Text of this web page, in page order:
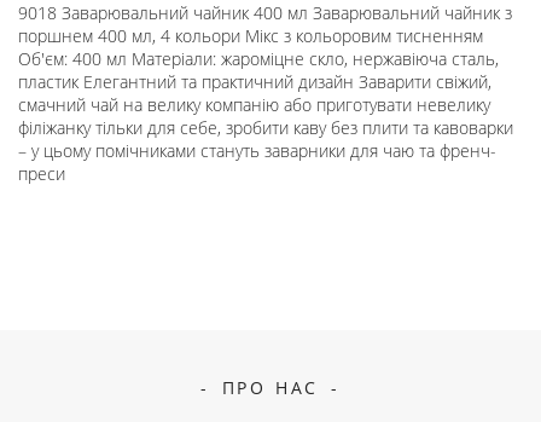
9018 Заварювальний чайник 400 мл Заварювальний чайник з
поршнем 400 мл, 4 кольори Мікс з кольоровим тисненням
Об'єм: 400 мл Матеріали: жароміцне скло, нержавіюча сталь,
пластик Елегантний та практичний дизайн Заварити свіжий,
смачний чай на велику компанію або приготувати невелику
філіжанку тільки для себе, зробити каву без плити та кавоварки
– у цьому помічниками стануть заварники для чаю та френч-
преси
ПРО НАС